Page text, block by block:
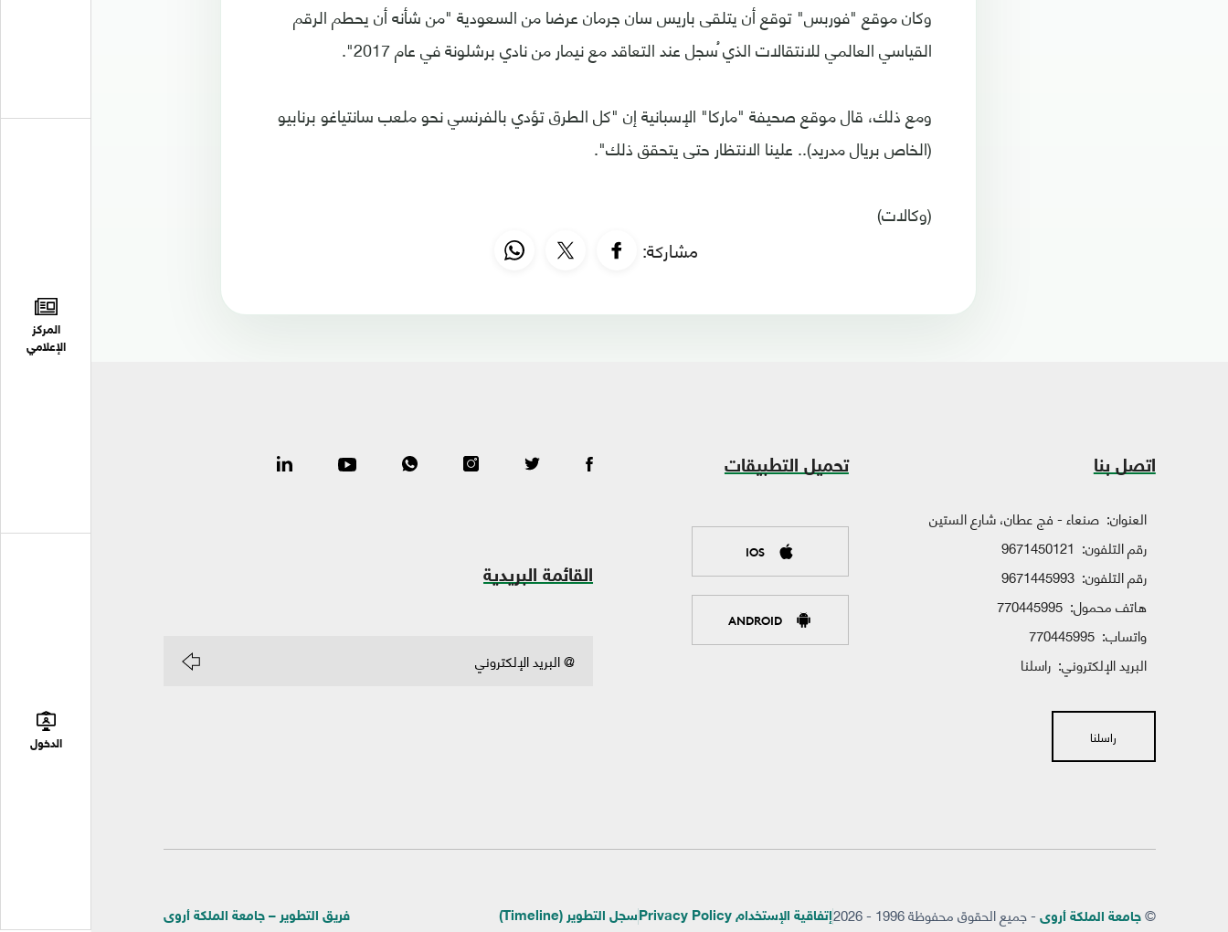
المركز
الإعلامي
الدخول
وكان موقع "فوربس" توقع أن يتلقى باريس سان جرمان عرضا من السعودية "من شأنه أن يحطم الرقم
القياسي العالمي للانتقالات الذي ُسجل عند التعاقد مع نيمار من نادي برشلونة في عام 2017".
ومع ذلك، قال موقع صحيفة "ماركا" الإسبانية إن "كل الطرق تؤدي بالفرنسي نحو ملعب سانتياغو برنابيو
(الخاص بريال مدريد).. علينا الانتظار حتى يتحقق ذلك".
(وكالات)
مشاركة:
اتصل بنا
العنوان: صنعاء - فج عطان، شارع الستين
رقم التلفون: 9671450121
رقم التلفون: 9671445993
هاتف محمول: 770445995
واتساب: 770445995
البريد الإلكتروني: راسلنا
راسلنا
تحميل التطبيقات
IOS
ANDROID
القائمة البريدية
©جامعة الملكة أروى - جميع الحقوق محفوظة 1996 - 2026 إتفاقية الإستخدام Privacy Policy سجل التطوير (Timeline) فريق التطوير – جامعة الملكة أروى